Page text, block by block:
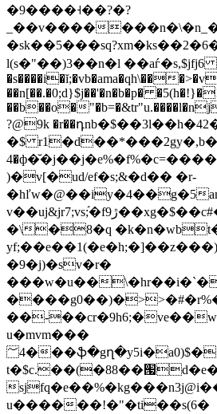
�9����˧��?�?
_��v����
l(s�"��)3��n�l ��aѓ�s,$jfj6
�s����i�ĭ;�vb�ama�qh\��
��n[��.�0;d}$j��'�n�b�p�
��b��o�
?@9k
�$
)�v[�ud/ef�s;&�d�� �r-
�hľw�@��iy�4��g�5
v��uj&jr7;vs;֬�fڙ9��xg�$��c#�s� e �
�\�8�q
�9�j)�sv�r�
���w�u��
��-
u�mvm���
؅4���ֆ�gղ�y5i�a0)$��a�h�
u������!�"�ti��s(6�